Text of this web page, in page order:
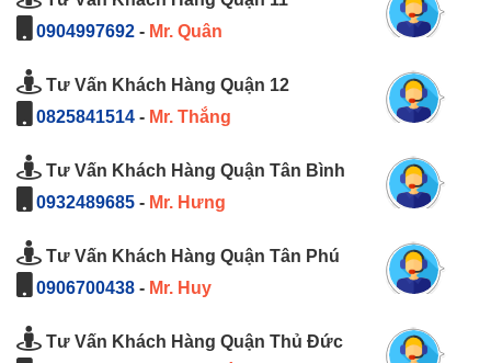
0904997692 - Mr. Quân
Tư Vấn Khách Hàng Quận 12
0825841514 - Mr. Thắng
Tư Vấn Khách Hàng Quận Tân Bình
0932489685 - Mr. Hưng
Tư Vấn Khách Hàng Quận Tân Phú
0906700438 - Mr. Huy
Tư Vấn Khách Hàng Quận Thủ Đức